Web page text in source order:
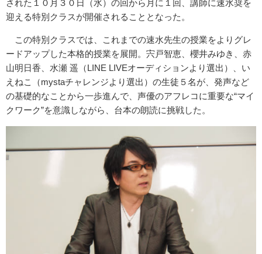
された１０月３０日（水）の回から月に１回、講師に速水奨を
迎える特別クラスが開催されることとなった。
この特別クラスでは、これまでの速水先生の授業をよりグレ
ードアップした本格的授業を展開。宍戸智恵、櫻井みゆき、赤
山明日香、水瀬 遥（LINE LIVEオーディションより選出）、い
えねこ（mystaチャレンジより選出）の生徒５名が、発声など
の基礎的なことから一歩進んで、声優のアフレコに重要な“マイ
クワーク”を意識しながら、台本の朗読に挑戦した。